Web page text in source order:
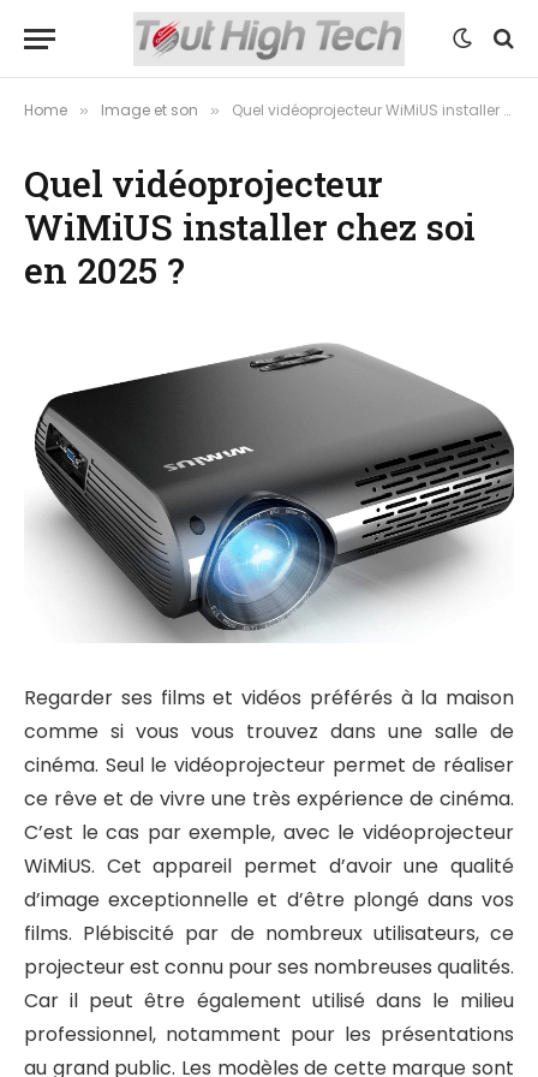
Home » Image et son » Quel vidéoprojecteur WiMiUS installer chez soi en 2025 ?
Quel vidéoprojecteur
WiMiUS installer chez soi
en 2025 ?
Regarder ses films et vidéos préférés à la maison
comme si vous vous trouvez dans une salle de
cinéma. Seul le vidéoprojecteur permet de réaliser
ce rêve et de vivre une très expérience de cinéma.
C’est le cas par exemple, avec le vidéoprojecteur
WiMiUS. Cet appareil permet d’avoir une qualité
d’image exceptionnelle et d’être plongé dans vos
films. Plébiscité par de nombreux utilisateurs, ce
projecteur est connu pour ses nombreuses qualités.
Car il peut être également utilisé dans le milieu
professionnel, notamment pour les présentations
au grand public. Les modèles de cette marque sont